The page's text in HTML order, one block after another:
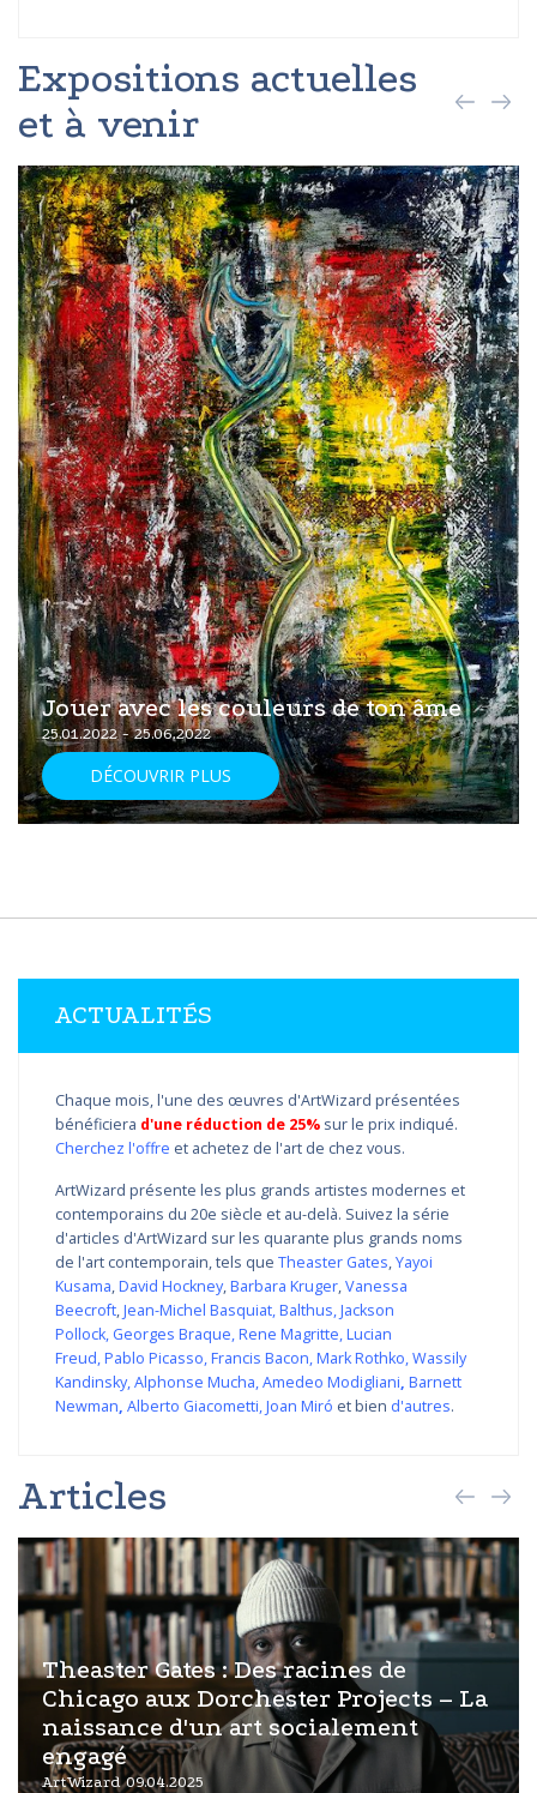
Expositions actuelles
et à venir
Jouer avec les couleurs de ton âme
25.01.2022 - 25.06.2022
DÉCOUVRIR PLUS
ACTUALITÉS
Chaque mois, l'une des œuvres d'ArtWizard présentées
bénéficiera d'une réduction de 25% sur le prix indiqué.
Cherchez l'offre et achetez de l'art de chez vous.
ArtWizard présente les plus grands artistes modernes et
contemporains du 20e siècle et au-delà. Suivez la série
d'articles d'ArtWizard sur les quarante plus grands noms
de l'art contemporain, tels que Theaster Gates,Yayoi
Kusama,David Hockney,Barbara Kruger,Vanessa
Beecroft,Jean-Michel Basquiat,Balthus,Jackson
Pollock, Georges Braque,Rene Magritte,Lucian
Freud,Pablo Picasso,Francis Bacon,Mark Rothko,Wassily
Kandinsky,Alphonse Mucha,Amedeo Modigliani, Barnett
Newman, Alberto Giacometti,Joan Miró et bien d'autres.
Articles
Theaster Gates : Des racines de
Chicago aux Dorchester Projects – La
naissance d'un art socialement
engagé
ArtWizard 09.04.2025